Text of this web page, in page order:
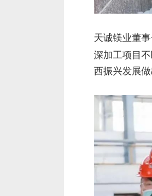
天诚镁业董
深加工项目
西振兴发展做